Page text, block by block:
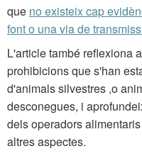
que no existeix cap
font o una via de
L'article també reflexiona
prohibicions que s'han
d'animals silvestres ,o
desconegues, i
dels operadors
altres aspectes.